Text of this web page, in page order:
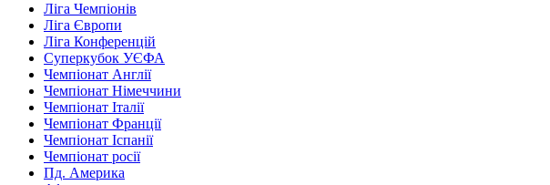
Ліга Чемпіонів
Ліга Європи
Ліга Конференцій
Суперкубок УЄФА
Чемпіонат Англії
Чемпіонат Німеччини
Чемпіонат Італії
Чемпіонат Франції
Чемпіонат Іспанії
Чемпіонат росії
Пд. Америка